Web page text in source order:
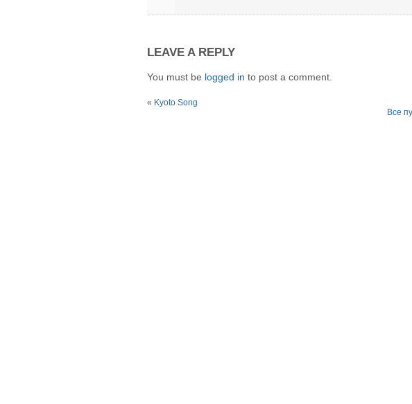
LEAVE A REPLY
You must be logged in to post a comment.
« Kyoto Song
Все